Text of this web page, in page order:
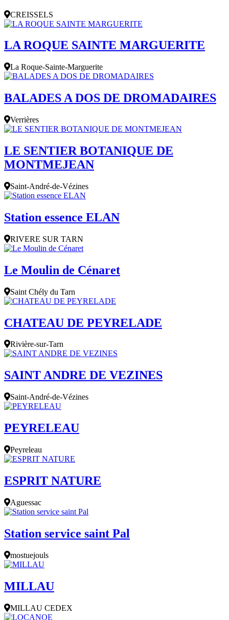
CREISSELS
LA ROQUE SAINTE MARGUERITE
La Roque-Sainte-Marguerite
BALADES A DOS DE DROMADAIRES
Verrières
LE SENTIER BOTANIQUE DE
MONTMEJEAN
Saint-André-de-Vézines
Station essence ELAN
RIVERE SUR TARN
Le Moulin de Cénaret
Saint Chély du Tarn
CHATEAU DE PEYRELADE
Rivière-sur-Tarn
SAINT ANDRE DE VEZINES
Saint-André-de-Vézines
PEYRELEAU
Peyreleau
ESPRIT NATURE
Aguessac
Station service saint Pal
mostuejouls
MILLAU
MILLAU CEDEX